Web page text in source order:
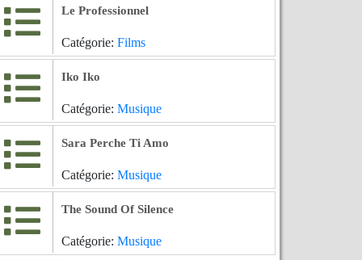
Le Professionnel
Catégorie: Films
Iko Iko
Catégorie: Musique
Sara Perche Ti Amo
Catégorie: Musique
The Sound Of Silence
Catégorie: Musique